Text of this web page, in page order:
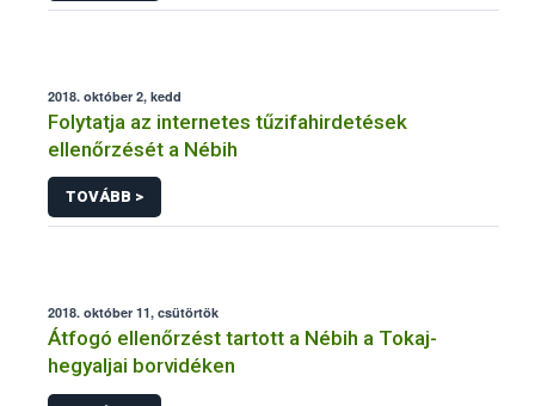
2018. október 2, kedd
Folytatja az internetes tűzifahirdetések
ellenőrzését a Nébih
TOVÁBB >
2018. október 11, csütörtök
Átfogó ellenőrzést tartott a Nébih a Tokaj-
hegyaljai borvidéken